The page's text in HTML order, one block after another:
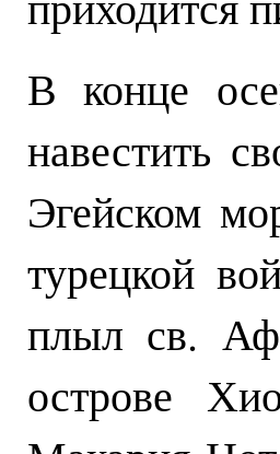
В конце
навестить
Эгейском
турецкой
плыл св.
острове